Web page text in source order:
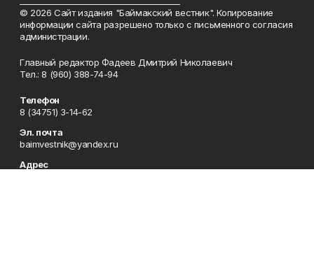
© 2026 Сайт издания "Баймакский вестник". Копирование
информации сайта разрешено только с письменного согласия
администрации.
Главный редактор Фадеев Дмитрий Николаевич
Тел.: 8 (960) 388-74-94
Телефон
8 (34751) 3-14-62
Эл. почта
baimvestnik@yandex.ru
Адрес